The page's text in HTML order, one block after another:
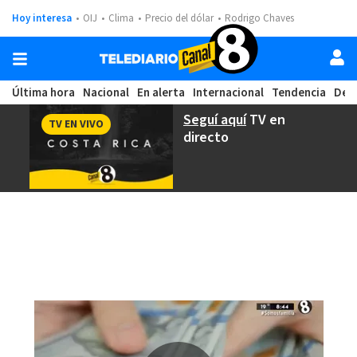
Hoy interesa OIJ Clima Precio del dólar Rodrigo Chaves
Última hora Nacional En alerta Internacional Tendencia
Seguí aquíTV en
directo
TV EN VIVO